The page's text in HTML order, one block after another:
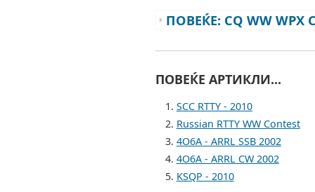
ПОВЕЌЕ: CQ WW WPX
ПОВЕЌЕ АРТИКЛИ...
SCC RTTY - 2010
Russian RTTY WW Contest
4O6A - ARRL SSB 2002
4O6A - ARRL CW 2002
KSQP - 2010